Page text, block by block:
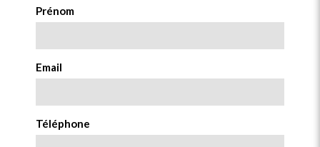
Prénom
Email
Téléphone